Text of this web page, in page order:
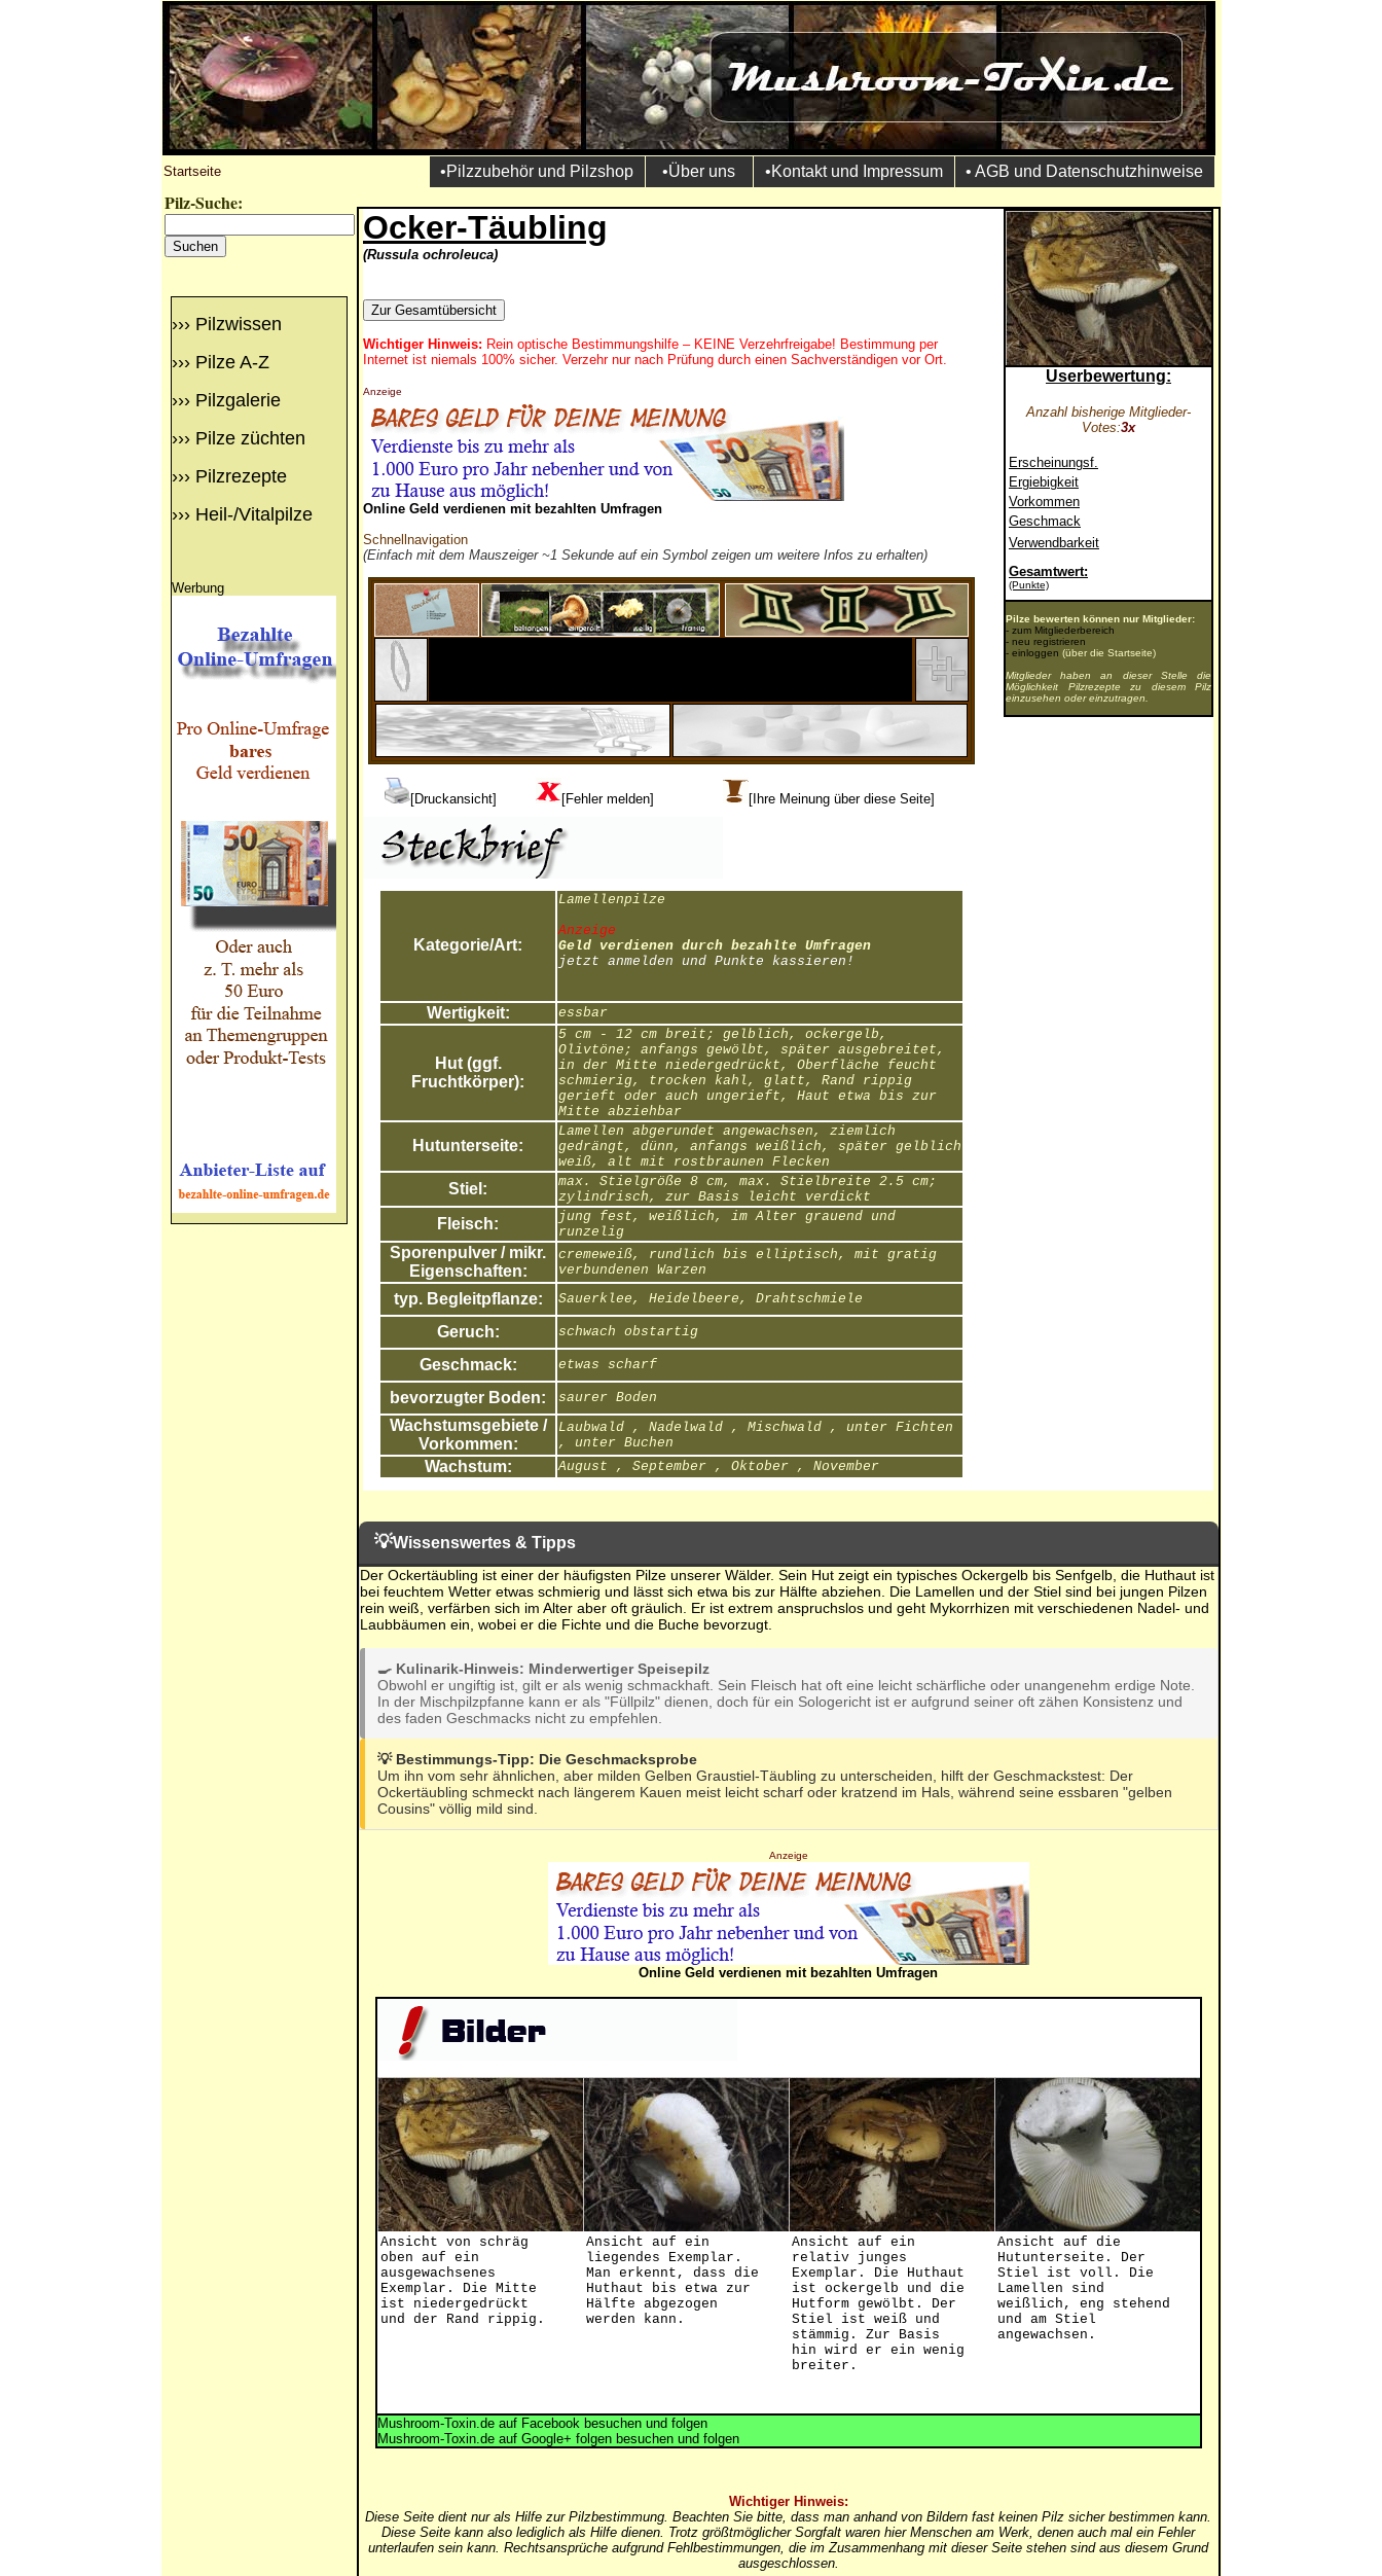
Startseite •Pilzzubehör und Pilzshop •Über uns •Kontakt und Impressum • AGB und Datenschutzhinweise
Pilz-Suche:
››› Pilzwissen
››› Pilze A-Z
››› Pilzgalerie
››› Pilze züchten
››› Pilzrezepte
››› Heil-/Vitalpilze
Werbung
Ocker-Täubling
(Russula ochroleuca)
Wichtiger Hinweis: Rein optische Bestimmungshilfe – KEINE Verzehrfreigabe! Bestimmung per
Internet ist niemals 100% sicher. Verzehr nur nach Prüfung durch einen Sachverständigen vor Ort.
Anzeige
Online Geld verdienen mit bezahlten Umfragen
Schnellnavigation
(Einfach mit dem Mauszeiger ~1 Sekunde auf ein Symbol zeigen um weitere Infos zu erhalten)
[Druckansicht] [Fehler melden] [Ihre Meinung über diese Seite]
Kategorie/Art:
Lamellenpilze
Anzeige
Geld verdienen durch bezahlte Umfragen
jetzt anmelden und Punkte kassieren!
Wertigkeit: essbar
Hut (ggf.
Fruchtkörper):
5 cm - 12 cm breit; gelblich, ockergelb,
Olivtöne; anfangs gewölbt, später ausgebreitet,
in der Mitte niedergedrückt, Oberfläche feucht
schmierig, trocken kahl, glatt, Rand rippig
gerieft oder auch ungerieft, Haut etwa bis zur
Mitte abziehbar
Hutunterseite:
Lamellen abgerundet angewachsen, ziemlich
gedrängt, dünn, anfangs weißlich, später gelblich
weiß, alt mit rostbraunen Flecken
Stiel:
max. Stielgröße 8 cm, max. Stielbreite 2.5 cm;
zylindrisch, zur Basis leicht verdickt
Fleisch:
jung fest, weißlich, im Alter grauend und
runzelig
Sporenpulver / mikr.
Eigenschaften:
cremeweiß, rundlich bis elliptisch, mit gratig
verbundenen Warzen
typ. Begleitpflanze: Sauerklee, Heidelbeere, Drahtschmiele
Geruch: schwach obstartig
Geschmack: etwas scharf
bevorzugter Boden: saurer Boden
Wachstumsgebiete /
Vorkommen:
Laubwald , Nadelwald , Mischwald , unter Fichten
, unter Buchen
Wachstum: August , September , Oktober , November
Userbewertung:
Anzahl bisherige Mitglieder-
Votes:3x
Erscheinungsf.
Ergiebigkeit
Vorkommen
Geschmack
Verwendbarkeit
Gesamtwert:
(Punkte)
Pilze bewerten können nur Mitglieder:
- zum Mitgliederbereich
- neu registrieren
- einloggen (über die Startseite)
Mitglieder haben an dieser Stelle die
Möglichkeit Pilzrezepte zu diesem Pilz
einzusehen oder einzutragen.
💡Wissenswertes & Tipps
Der Ockertäubling ist einer der häufigsten Pilze unserer Wälder. Sein Hut zeigt ein typisches Ockergelb bis Senfgelb, die Huthaut ist
bei feuchtem Wetter etwas schmierig und lässt sich etwa bis zur Hälfte abziehen. Die Lamellen und der Stiel sind bei jungen Pilzen
rein weiß, verfärben sich im Alter aber oft gräulich. Er ist extrem anspruchslos und geht Mykorrhizen mit verschiedenen Nadel- und
Laubbäumen ein, wobei er die Fichte und die Buche bevorzugt.
🍳 Kulinarik-Hinweis: Minderwertiger Speisepilz
Obwohl er ungiftig ist, gilt er als wenig schmackhaft. Sein Fleisch hat oft eine leicht schärfliche oder unangenehm erdige Note.
In der Mischpilzpfanne kann er als "Füllpilz" dienen, doch für ein Sologericht ist er aufgrund seiner oft zähen Konsistenz und
des faden Geschmacks nicht zu empfehlen.
💡 Bestimmungs-Tipp: Die Geschmacksprobe
Um ihn vom sehr ähnlichen, aber milden Gelben Graustiel-Täubling zu unterscheiden, hilft der Geschmackstest: Der
Ockertäubling schmeckt nach längerem Kauen meist leicht scharf oder kratzend im Hals, während seine essbaren "gelben
Cousins" völlig mild sind.
Anzeige
Online Geld verdienen mit bezahlten Umfragen
Ansicht von schräg
oben auf ein
ausgewachsenes
Exemplar. Die Mitte
ist niedergedrückt
und der Rand rippig.
Ansicht auf ein
liegendes Exemplar.
Man erkennt, dass die
Huthaut bis etwa zur
Hälfte abgezogen
werden kann.
Ansicht auf ein
relativ junges
Exemplar. Die Huthaut
ist ockergelb und die
Hutform gewölbt. Der
Stiel ist weiß und
stämmig. Zur Basis
hin wird er ein wenig
breiter.
Ansicht auf die
Hutunterseite. Der
Stiel ist voll. Die
Lamellen sind
weißlich, eng stehend
und am Stiel
angewachsen.
Mushroom-Toxin.de auf Facebook besuchen und folgen
Mushroom-Toxin.de auf Google+ folgen besuchen und folgen
Wichtiger Hinweis:
Diese Seite dient nur als Hilfe zur Pilzbestimmung. Beachten Sie bitte, dass man anhand von Bildern fast keinen Pilz sicher bestimmen kann.
Diese Seite kann also lediglich als Hilfe dienen. Trotz größtmöglicher Sorgfalt waren hier Menschen am Werk, denen auch mal ein Fehler
unterlaufen sein kann. Rechtsansprüche aufgrund Fehlbestimmungen, die im Zusammenhang mit dieser Seite stehen sind aus diesem Grund
ausgeschlossen.